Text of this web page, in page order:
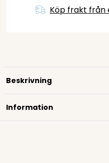
Köp frakt
Beskrivning
Information